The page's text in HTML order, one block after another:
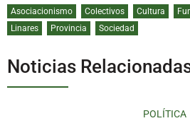
Asociacionismo Colectivos Cultura
Linares
Provincia Sociedad
Noticias
POLÍTICA